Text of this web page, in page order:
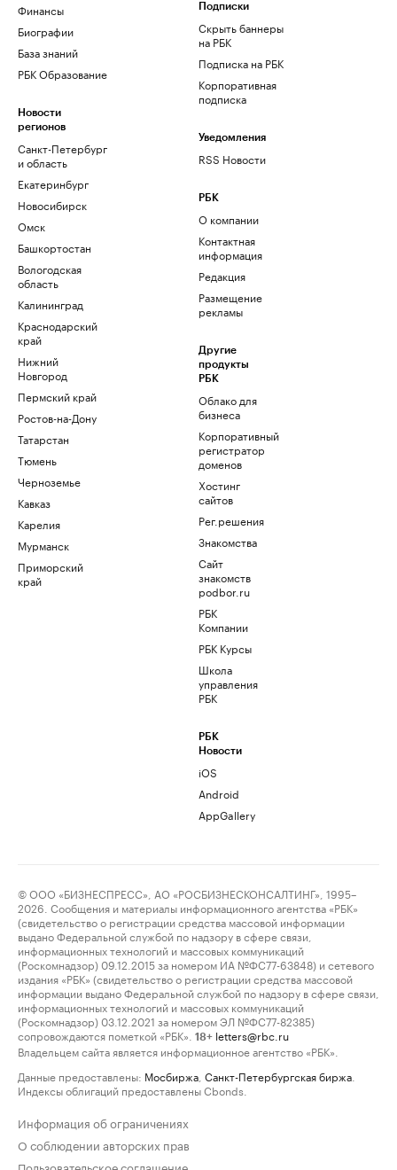
Финансы
Биографии
База знаний
РБК Образование
Новости
регионов
Санкт-Петербург
и область
Екатеринбург
Новосибирск
Омск
Башкортостан
Вологодская
область
Калининград
Краснодарский
край
Нижний
Новгород
Пермский край
Ростов-на-Дону
Татарстан
Тюмень
Черноземье
Кавказ
Карелия
Мурманск
Приморский
край
Подписки
Скрыть баннеры
на РБК
Подписка на РБК
Корпоративная
подписка
Уведомления
RSS Новости
РБК
О компании
Контактная
информация
Редакция
Размещение
рекламы
Другие
продукты
РБК
Облако для
бизнеса
Корпоративный
регистратор
доменов
Хостинг
сайтов
Рег.решения
Знакомства
Сайт
знакомств
podbor.ru
РБК
Компании
РБК Курсы
Школа
управления
РБК
РБК
Новости
iOS
Android
AppGallery
© ООО «БИЗНЕСПРЕСС», АО «РОСБИЗНЕСКОНСАЛТИНГ», 1995–
2026. Сообщения и материалы информационного агентства «РБК»
(свидетельство о регистрации средства массовой информации
выдано Федеральной службой по надзору в сфере связи,
информационных технологий и массовых коммуникаций
(Роскомнадзор) 09.12.2015 за номером ИА №ФС77-63848) и сетевого
издания «РБК» (свидетельство о регистрации средства массовой
информации выдано Федеральной службой по надзору в сфере связи,
информационных технологий и массовых коммуникаций
(Роскомнадзор) 03.12.2021 за номером ЭЛ №ФС77-82385)
сопровождаются пометкой «РБК».
18+ letters@rbc.ru
Владельцем сайта является информационное агентство «РБК».
Данные предоставлены: Мосбиржа Санкт-Петербургская биржа
Индексы облигаций предоставлены Cbonds.
Информация об ограничениях
О соблюдении авторских прав
Пользовательское соглашение